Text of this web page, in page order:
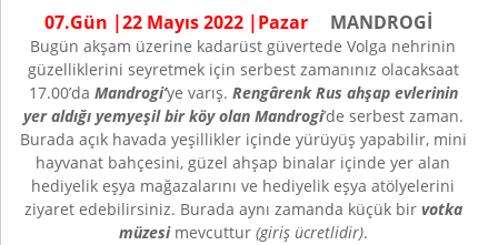
07.Gün |22 Mayıs2022 |Pazar MANDROGİ
Bugün akşam üzerine kadarüst güvertede Volga nehrinin
güzelliklerini seyretmek için serbest zamanınız olacaksaat
17.00’da Mandrogi’ye varış. Rengârenk Rus ahşap evlerinin
yer aldığı yemyeşil bir köy olan Mandrogi’de serbest zaman.
Burada açık havada yeşillikler içinde yürüyüş yapabilir, mini
hayvanat bahçesini, güzel ahşap binalar içinde yer alan
hediyelik eşya mağazalarını ve hediyelik eşya atölyelerini
ziyaret edebilirsiniz. Burada aynı zamanda küçük bir votka
müzesimevcuttur (giriş ücretlidir).